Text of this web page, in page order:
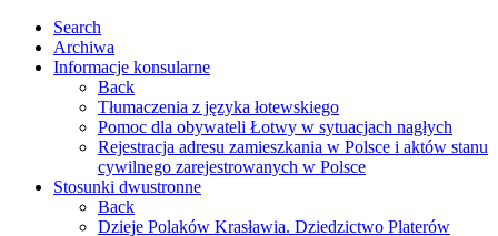
Search
Archiwa
Informacje konsularne
Back
Tłumaczenia z języka łotewskiego
Pomoc dla obywateli Łotwy w sytuacjach nagłych
Rejestracja adresu zamieszkania w Polsce i aktów stanu
cywilnego zarejestrowanych w Polsce
Stosunki dwustronne
Back
Dzieje Polaków Krasławia. Dziedzictwo Platerów